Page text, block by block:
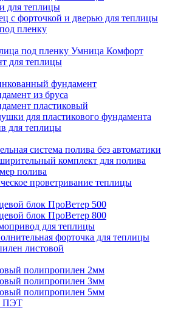
для теплицы
с форточкой и дверью для теплицы
пленку
под пленку Умница Комфорт
для теплицы
фундамент
из бруса
пластиковый
для пластикового фундамента
для теплицы
система полива без автоматики
комплект для полива
полива
проветривание теплицы
блок ПроВетер 500
блок ПроВетер 800
для теплицы
форточка для теплицы
листовой
полипропилен 2мм
полипропилен 3мм
полипропилен 5мм
ПЭТ